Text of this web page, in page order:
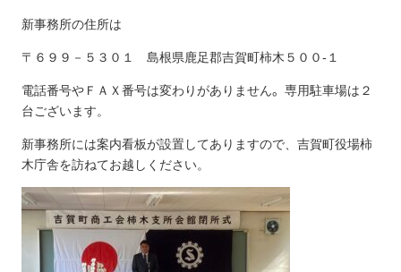
新事務所の住所は
〒６９９－５３０１ 島根県鹿足郡吉賀町柿木５００-１
電話番号やＦＡＸ番号は変わりがありません。 専用駐車場は２
台ございます。
新事務所には案内看板が設置してありますので、吉賀町役場柿
木庁舎を訪ねてお越しください。